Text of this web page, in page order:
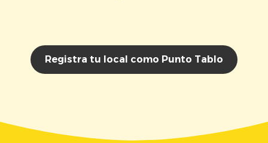
Registra tu local como Punto Tablo